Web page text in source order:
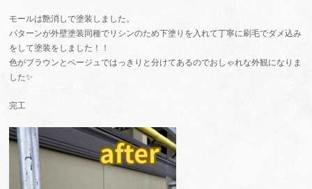
モールは艶消しで塗装しました。
パターンが外壁塗装同種でリシンのため下塗りを入れて丁寧に刷毛でダメ込み
をして塗装をしました！！
色がブラウンとベージュではっきりと分けてあるのでおしゃれな外観になりま
した✨
完工